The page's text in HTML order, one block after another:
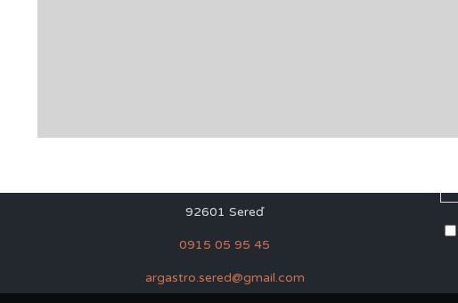
Kontakt
92601 Sereď
0915 05 95 45
argastro.sered@gmail.com